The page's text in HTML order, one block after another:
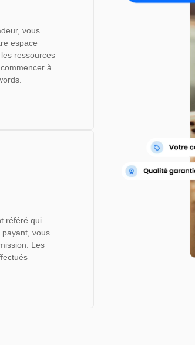
vous
espace
ressources
à
référé qui
vous
Les